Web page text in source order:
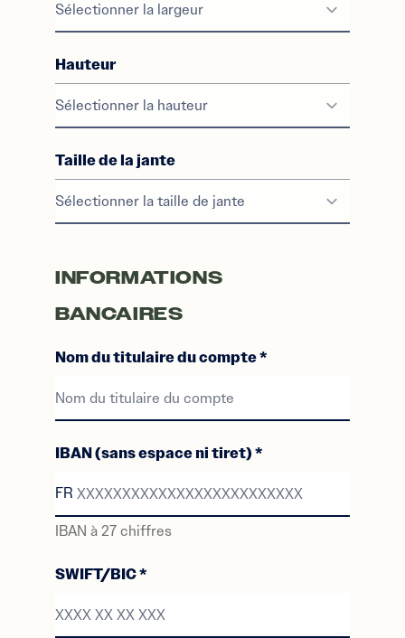
Hauteur
Taille de la jante
INFORMATIONS
BANCAIRES
Nom du titulaire du compte*
IBAN (sans espace ni tiret)*
FR
IBAN à 27 chiffres
SWIFT/BIC*